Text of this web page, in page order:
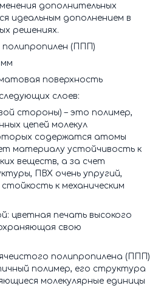
дополнительных
идеальным дополнением в
решениях.
(ППП)
мм
поверхность
слоев:
стороны) – это полимер,
цепей молекул
содержатся атомы
материалу устойчивость к
веществ, а за счет
ПВХ очень упругий,
к механическим
цветная печать высокого
свою
полипропилена (ППП)
полимер, его структура
молекулярные единицы